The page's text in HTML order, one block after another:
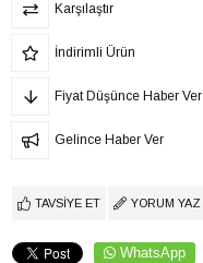
Karşılaştır
İndirimli Ürün
Fiyat Düşünce Haber Ver
Gelince Haber Ver
TAVSIYE ET YORUM YAZ
WhatsApp